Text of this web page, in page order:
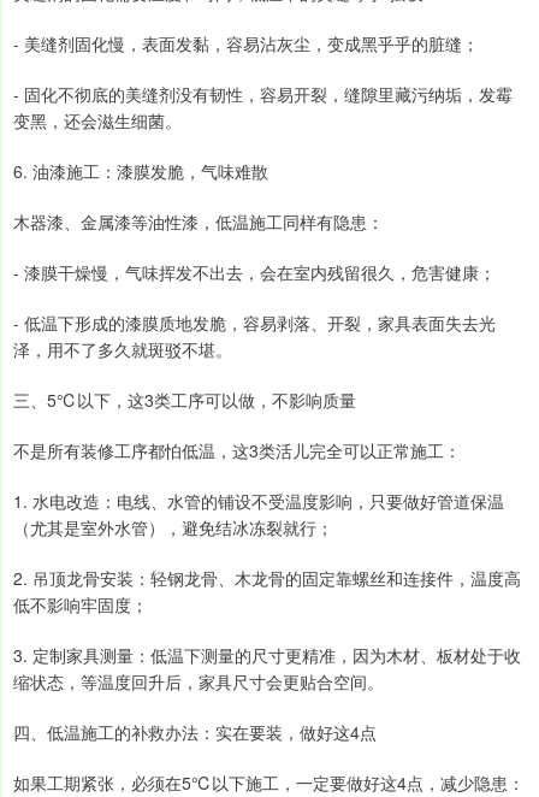
- 美缝剂固化慢，表面发黏，容易沾灰尘，变成黑乎乎的脏缝；
- 固化不彻底的美缝剂没有韧性，容易开裂，缝隙里藏污纳垢，发霉
变黑，还会滋生细菌。
6. 油漆施工：漆膜发脆，气味难散
木器漆、金属漆等油性漆，低温施工同样有隐患：
- 漆膜干燥慢，气味挥发不出去，会在室内残留很久，危害健康；
- 低温下形成的漆膜质地发脆，容易剥落、开裂，家具表面失去光
泽，用不了多久就斑驳不堪。
三、5℃以下，这3类工序可以做，不影响质量
不是所有装修工序都怕低温，这3类活儿完全可以正常施工：
1. 水电改造：电线、水管的铺设不受温度影响，只要做好管道保温
（尤其是室外水管），避免结冰冻裂就行；
2. 吊顶龙骨安装：轻钢龙骨、木龙骨的固定靠螺丝和连接件，温度高
低不影响牢固度；
3. 定制家具测量：低温下测量的尺寸更精准，因为木材、板材处于收
缩状态，等温度回升后，家具尺寸会更贴合空间。
四、低温施工的补救办法：实在要装，做好这4点
如果工期紧张，必须在5℃以下施工，一定要做好这4点，减少隐患：